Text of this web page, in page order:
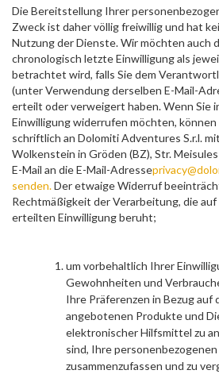
Die Bereitstellung Ihrer
Zweck ist daher völlig freiwillig und hat
Nutzung der Dienste. Wir möchten auch
chronologisch letzte Einwilligung als
betrachtet wird, falls Sie dem
(unter Verwendung derselben E-Mail-
erteilt oder verweigert haben. Wenn Sie
Einwilligung widerrufen möchten, können
schriftlich an Dolomiti Adventures S.r.l.
Wolkenstein in Gröden (BZ), Str.
E-Mail an die E-Mail-Adresse
senden.Der etwaige Widerruf
Rechtmäßigkeit der Verarbeitung, die
erteilten Einwilligung beruht;
um vorbehaltlich Ihrer
Gewohnheiten und
Ihre Präferenzen in Bezug
angebotenen Produkte und
elektronischer Hilfsmittel zu
sind, Ihre
zusammenzufassen und zu